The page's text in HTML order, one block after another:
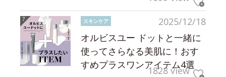
2025/12/18
スキンケア
オルビスユー ドットと一緒に
使ってさらなる美肌に！おす
すめプラスワンアイテム4選
1828 view